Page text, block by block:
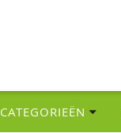
CATEGORIEËN